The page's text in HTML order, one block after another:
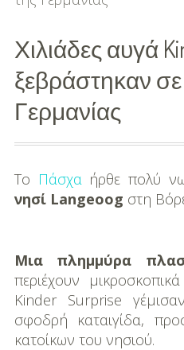
Family
Εγκυμοσύνη
Μαμά
Μπαμπάς
Παιδί
Παιδικό Πάρτι
Παιδικό Παιχνίδι
Χιλιάδες αυγά
ξεβράστηκαν
Γερμανίας
Το Πάσχαήρθε πολύ
νησί Langeoog στη
Μια πλημμύρα
περιέχουν μικροσκοπικά
Kinder Surprise
σφοδρή καταιγίδα,
κατοίκων του νησιού.